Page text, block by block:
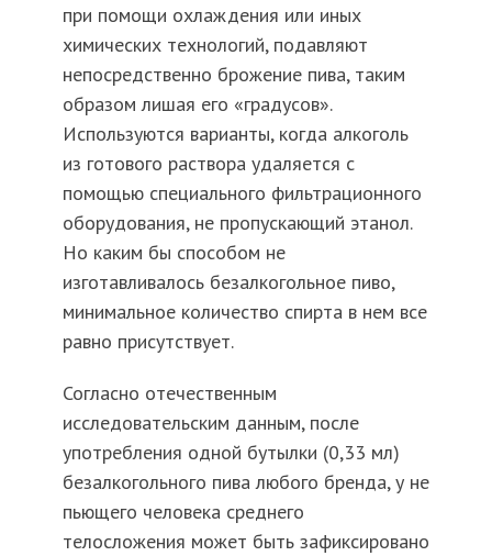
при помощи охлаждения или иных
химических технологий, подавляют
непосредственно брожение пива, таким
образом лишая его «градусов».
Используются варианты, когда алкоголь
из готового раствора удаляется с
помощью специального фильтрационного
оборудования, не пропускающий этанол.
Но каким бы способом не
изготавливалось безалкогольное пиво,
минимальное количество спирта в нем все
равно присутствует.
Согласно отечественным
исследовательским данным, после
употребления одной бутылки (0,33 мл)
безалкогольного пива любого бренда, у не
пьющего человека среднего
телосложения может быть зафиксировано